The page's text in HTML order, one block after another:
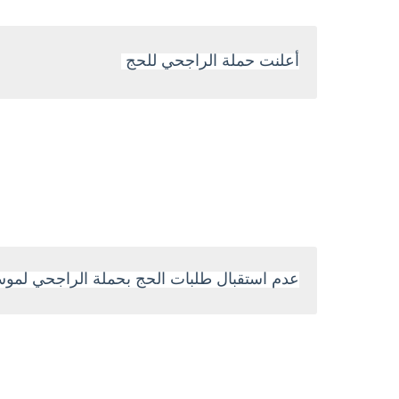
أعلنت حملة الراجحي للحج
عدم استقبال طلبات الحج بحملة الراجحي لموسم 1442 -